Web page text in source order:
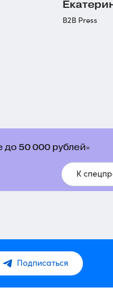
B2B Press
50 000 рублей»
К
Подписаться